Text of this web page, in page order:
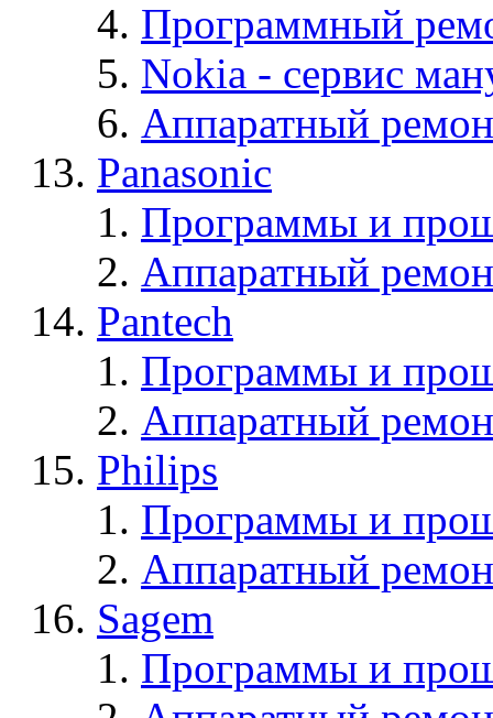
Программный
Nokia - cервис
Аппаратный
Panasonic
Программы и
Аппаратный
Pantech
Программы и
Аппаратный
Philips
Программы и
Аппаратный
Sagem
Программы и